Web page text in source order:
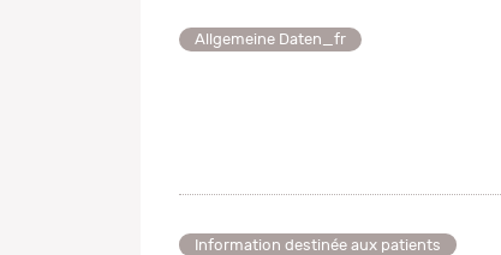
Allgemeine Daten_fr
Information destinée aux patients